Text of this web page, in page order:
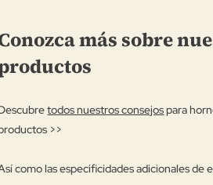
más sobre
todos nuestros consejospara
>>
como las especificidades adicionales de